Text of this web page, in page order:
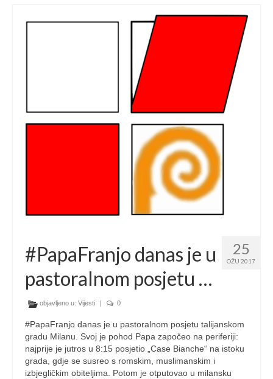
25
OŽU 2017
#PapaFranjo danas je u
pastoralnom posjetu …
objavljeno u: Vijesti | 0
#PapaFranjo danas je u pastoralnom posjetu talijanskom
gradu Milanu. Svoj je pohod Papa započeo na periferiji:
najprije je jutros u 8:15 posjetio „Case Bianche“ na istoku
grada, gdje se susreo s romskim, muslimanskim i
izbjegličkim obiteljima. Potom je otputovao u milansku